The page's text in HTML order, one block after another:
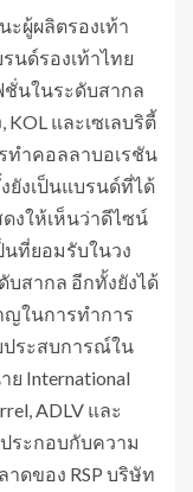
ะผู้ผลิตรองเท้า
นด์รองเท้าไทย
ชั่นในระดับสากล
และเซเลบริตี้
ทำคอลลาบอเรชัน
ยังเป็นแบรนด์ที่ได้
ดงให้เห็นว่าดีไซน์
ที่ยอมรับในวง
บสากล อีกทั้งยังได้
ญในการทำการ
ประสบการณ์ใน
ย International
ADLV และ
ระกอบกับความ
ดของ RSP บริษัท